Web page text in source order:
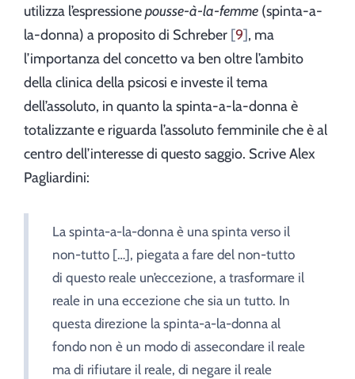
utilizza l’espressionepousse-à-la-femme (spinta-a-
la-donna) a proposito di Schreber 9 , ma
l’importanza del concetto va ben oltre l’ambito
della clinica della psicosi e investe il tema
dell’assoluto, in quanto la spinta-a-la-donna è
totalizzante e riguarda l’assoluto femminile che è al
centro dell’interesse di questo saggio. Scrive Alex
Pagliardini:
La spinta-a-la-donna è una spinta verso il
non-tutto […], piegata a fare del non-tutto
di questo reale un’eccezione, a trasformare il
reale in una eccezione che sia un tutto. In
questa direzione la spinta-a-la-donna al
fondo non è un modo di assecondare il reale
ma di rifiutare il reale, di negare il reale